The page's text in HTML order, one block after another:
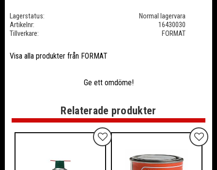
Lagerstatus
Normal lagervara
Artikelnr
16430030
Tillverkare
FORMAT
Visa alla produkter från FORMAT
Ge ett omdöme!
Relaterade produkter
Lägg till i favoriter Lägg